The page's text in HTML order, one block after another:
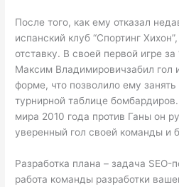
После того, как ему отказал
испанский клуб “Спортинг
отставку. В своей первой игре за
Максим Владимировичзабил гол
форме, что позволило ему
турнирной таблице
мира 2010 года против Ганы он
уверенный гол своей команды и
Разработка плана – задача SEO-
работа команды разработки